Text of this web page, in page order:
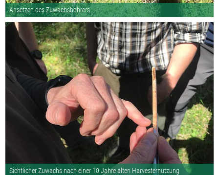
Ansetzen des Zuwachsbohrers
Sichtlicher Zuwachs nach einer 10 Jahre alten Harvesternutzung